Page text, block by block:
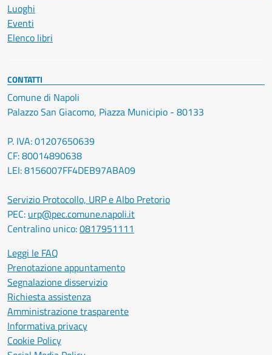
Luoghi
Eventi
Elenco libri
CONTATTI
Comune di Napoli
Palazzo San Giacomo, Piazza Municipio - 80133
P. IVA: 01207650639
CF: 80014890638
LEI: 8156007FF4DEB97ABA09
Servizio Protocollo, URP e Albo Pretorio
PEC: urp@pec.comune.napoli.it
Centralino unico:0817951111
Leggi le FAQ
Prenotazione appuntamento
Segnalazione disservizio
Richiesta assistenza
Amministrazione trasparente
Informativa privacy
Cookie Policy